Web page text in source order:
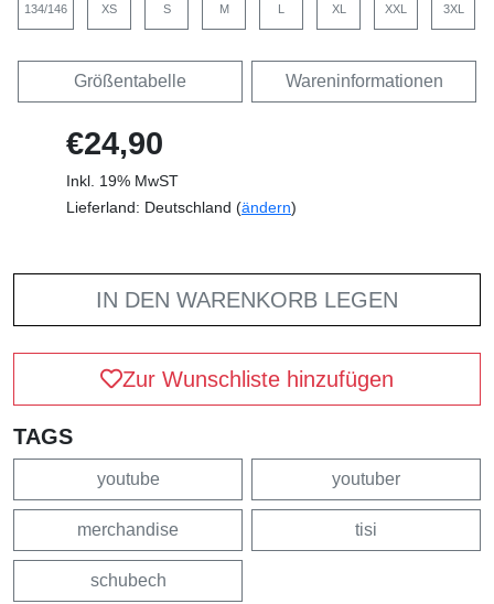
134/146 XS S M L XL XXL 3XL
Größentabelle Wareninformationen
€24,90
Inkl. 19% MwST
Lieferland: Deutschland (ändern)
IN DEN WARENKORB LEGEN
Zur Wunschliste hinzufügen
TAGS
youtube youtuber
merchandise tisi
schubech